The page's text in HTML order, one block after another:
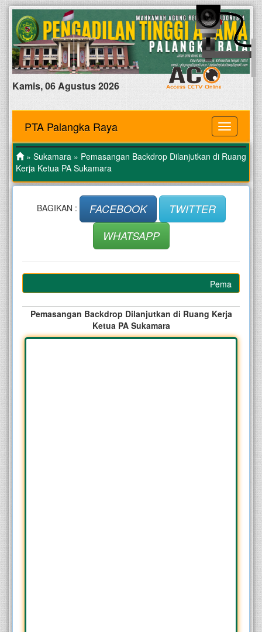
Kamis, 06 Agustus 2026
MENU
PTA Palangka Raya
» Sukamara » Pemasangan Backdrop Dilanjutkan di Ruang
Kerja Ketua PA Sukamara
BAGIKAN : FACEBOOK
TWITTER
WHATSAPP
Pemasangan
Pemasangan Backdrop Dilanjutkan di Ruang Kerja
Ketua PA Sukamara